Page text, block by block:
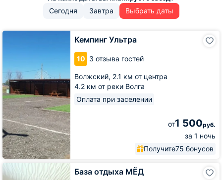
Сегодня Завтра Выбрать даты
Кемпинг Ультра
10 3 отзыва гостей
Волжский, 2.1 км от центра
4.2 км от реки Волга
Оплата при заселении
от1 500руб.
за 1 ночь
Получите75 бонусов
Кемпинг
База отдыха МЁД
База
отдыха